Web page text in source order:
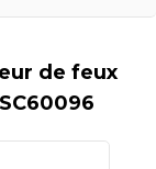
de feux